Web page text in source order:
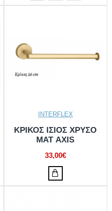
INTERFLEX
ΚΡΙΚΟΣ ΙΣΙΟΣ ΧΡΥΣΟ
ΜΑΤ AXIS
33,00€